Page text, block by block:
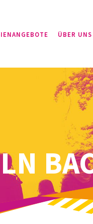
ÜBER UNS